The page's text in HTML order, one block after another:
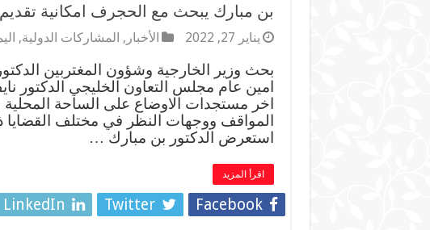
بن مبارك يبحث مع الحجرف امكانية
يناير 27, 2022 الأخبار , المشاركات الدولية,
بحث وزير الخارجية وشؤون المغتربين
امين عام مجلس التعاون الخليجي الدكتور
اخر مستجدات الاوضاع على الساحة المحلية
المواقف ووجهات النظر في مختلف القضايا
استعرض الدكتور بن مبارك …
اقرأ المزيد
Facebook
Twitter
LinkedIn